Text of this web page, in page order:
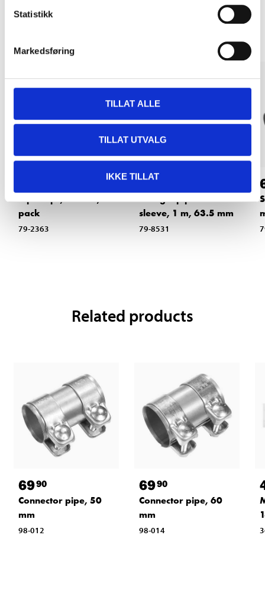
Statistikk
Markedsføring
TILLAT ALLE
TILLAT UTVALG
IKKE TILLAT
Other customers also bought
Pipe Clips, 64 mm, 2-
pack
79-2363
135
Straight pipe with
sleeve, 1 m, 63.5 mm
79-8531
Related products
6990
Connector pipe, 50
mm
98-012
6990
Connector pipe, 60
mm
98-014